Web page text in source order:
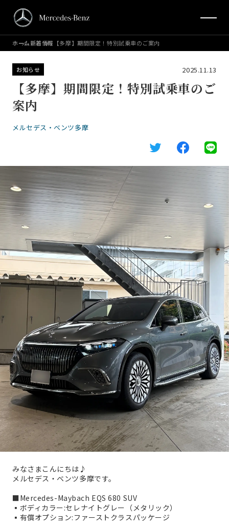
ホーム新着情報 【多摩】期間限定！特別試乗車のご案内
お知らせ 2025.11.13
【多摩】期間限定！特別試乗車のご
案内
メルセデス・ベンツ多摩
みなさまこんにちは♪
メルセデス・ベンツ多摩です。
■Mercedes-Maybach EQS 680 SUV
▪︎ボディカラー:セレナイトグレー（メタリック）
▪︎有償オプション:ファーストクラスパッケージ